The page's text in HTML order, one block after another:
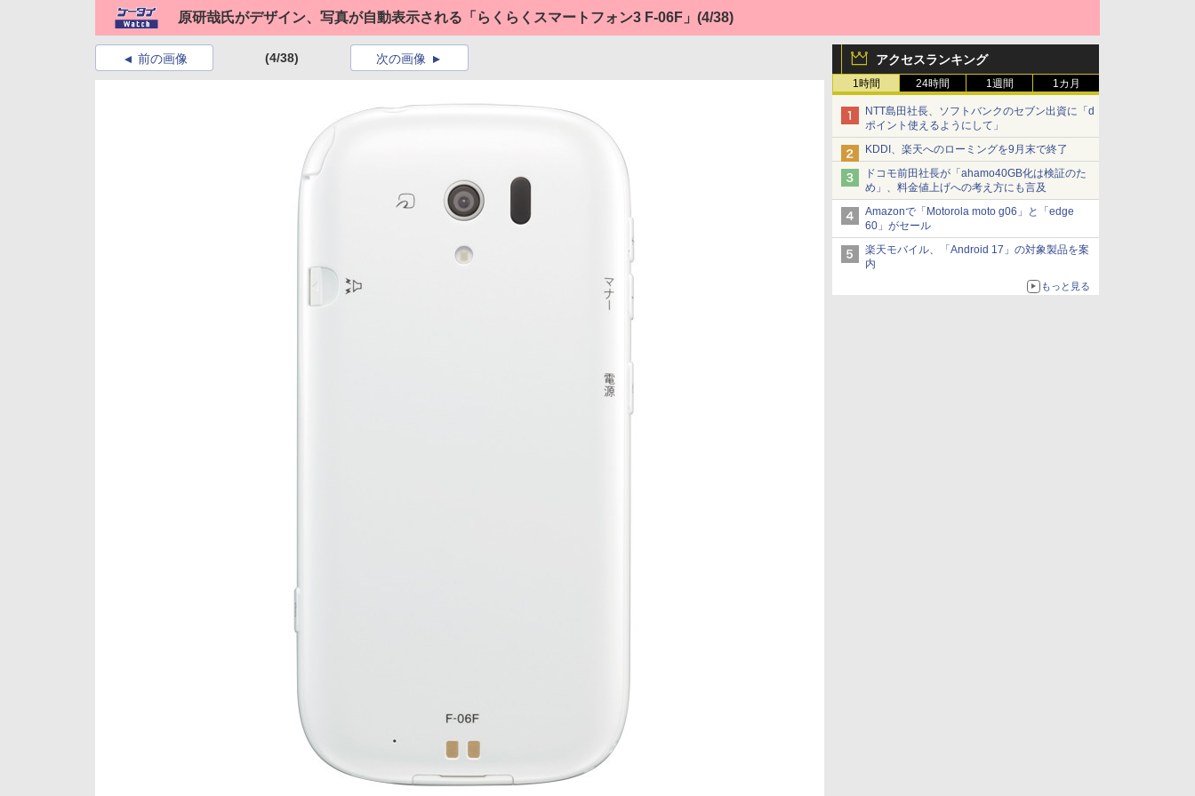
原研哉氏がデザイン、写真が自動表示される「らくらくスマートフォン3 F-06F」 (4/38)
アクセスランキング
1時間 24時間 1週間 1カ月
NTT島田社長、ソフトバンクのセブン出資に「d
ポイント使えるようにして」
KDDI、楽天へのローミングを9月末で終了
ドコモ前田社長が「ahamo40GB化は検証のた
め」、料金値上げへの考え方にも言及
Amazonで「Motorola moto g06」と「edge
60」がセール
楽天モバイル、「Android 17」の対象製品を案
内
もっと見る
前の画像 (4/38) 次の画像